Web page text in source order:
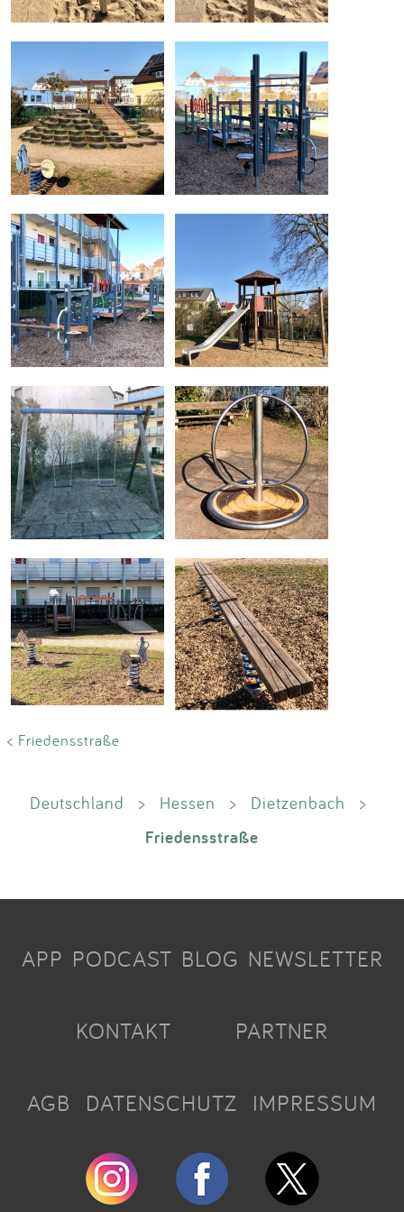
< Friedensstraße
Deutschland > Hessen > Dietzenbach >
Friedensstraße
APP PODCAST BLOG NEWSLETTER
KONTAKT PARTNER
AGB DATENSCHUTZ IMPRESSUM